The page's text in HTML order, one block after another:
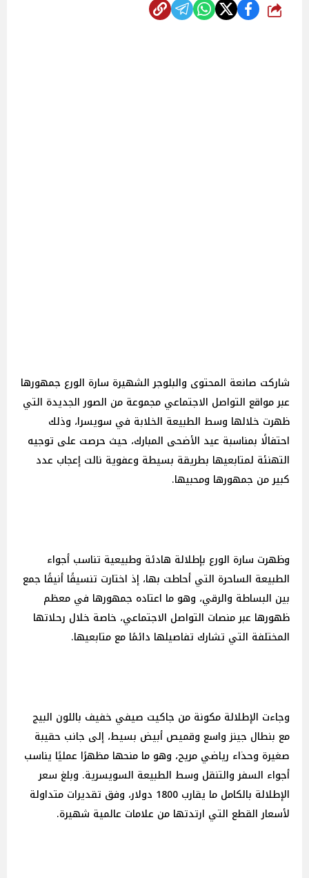
شارك
شاركت صانعة المحتوى والبلوجر الشهيرة سارة الورع جمهورها
عبر مواقع التواصل الاجتماعي مجموعة من الصور الجديدة التي
ظهرت خلالها وسط الطبيعة الخلابة في سويسرا، وذلك
احتفالًا بمناسبة عيد الأضحى المبارك، حيث حرصت على توجيه
التهنئة لمتابعيها بطريقة بسيطة وعفوية نالت إعجاب عدد
كبير من جمهورها ومحبيها.
وظهرت سارة الورع بإطلالة هادئة وطبيعية تناسب أجواء
الطبيعة الساحرة التي أحاطت بها، إذ اختارت تنسيقًا أنيقًا جمع
بين البساطة والرقي، وهو ما اعتاده جمهورها في معظم
ظهورها عبر منصات التواصل الاجتماعي، خاصة خلال رحلاتها
المختلفة التي تشارك تفاصيلها دائمًا مع متابعيها.
وجاءت الإطلالة مكونة من جاكيت صيفي خفيف باللون البيج
مع بنطال جينز واسع وقميص أبيض بسيط، إلى جانب حقيبة
صغيرة وحذاء رياضي مريح، وهو ما منحها مظهرًا عمليًا يناسب
أجواء السفر والتنقل وسط الطبيعة السويسرية. وبلغ سعر
الإطلالة بالكامل ما يقارب 1800 دولار، وفق تقديرات متداولة
لأسعار القطع التي ارتدتها من علامات عالمية شهيرة.